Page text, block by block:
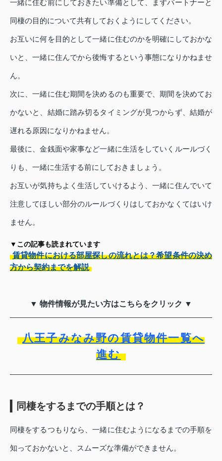
一緒に住む前にしておきたい準備として、まずパートナーと
同棲の目的について共有しておくようにしてください。
お互いに何を目的として一緒に住むのかを明確にしておかな
いと、一緒に住んでから後悔するという事態になりかねませ
ん。
次に、一緒に住む期間を決めるのも重要で、期間を決めてお
かないと、結婚に踏み切るタイミングが見つからず、結婚が
遅れる原因になりかねません。
最後に、金銭面や家事など一緒に生活をしていくルールづく
りも、一緒に生活する前にしておきましょう。
お互いが気持ちよく生活していけるよう、一緒に住んでいて
注意してほしい部分のルールづくりはしておかなくてはいけ
ません。
▼この記事も読まれています
賃貸物件における部屋探しの流れとは？希望条件の決め
方から契約までを解説
▼ 物件情報が見たい方はこちらをクリック ▼
八王子みなみ野の賃貸物件一覧へ
進む
同棲をするまでの手順とは？
同棲をするつもりなら、一緒に住むようになるまでの手順を
知っておかないと、スムーズな準備ができません。